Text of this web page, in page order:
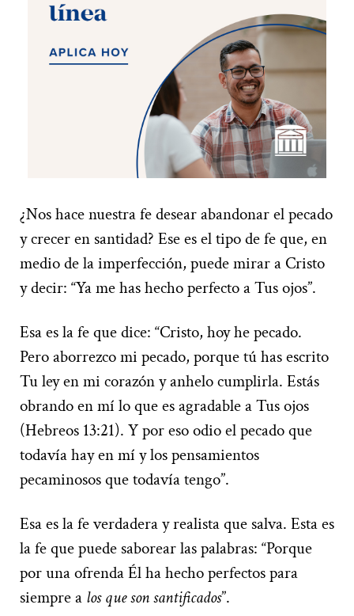
¿Nos hace nuestra fe desear abandonar el pecado
y crecer en santidad? Ese es el tipo de fe que, en
medio de la imperfección, puede mirar a Cristo
y decir: “Ya me has hecho perfecto a Tus ojos”.
Esa es la fe que dice: “Cristo, hoy he pecado.
Pero aborrezco mi pecado, porque tú has escrito
Tu ley en mi corazón y anhelo cumplirla. Estás
obrando en mí lo que es agradable a Tus ojos
(Hebreos 13:21). Y por eso odio el pecado que
todavía hay en mí y los pensamientos
pecaminosos que todavía tengo”.
Esa es la fe verdadera y realista que salva. Esta es
la fe que puede saborear las palabras: “Porque
por una ofrenda Él ha hecho perfectos para
siempre a los que son santificados”.